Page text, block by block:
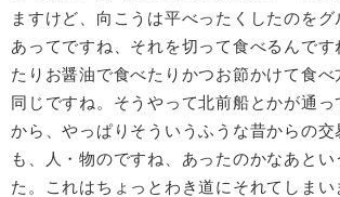
ますけど、向こうは平べったくしたのを
あってですね、それを切って食べるんで
たりお醤油で食べたりかつお節かけて食べ
同じですね。そうやって北前船とかが通
から、やっぱりそういうふうな昔からの
も、人・物のですね、あったのかなあと
た。これはちょっとわき道にそれてしま